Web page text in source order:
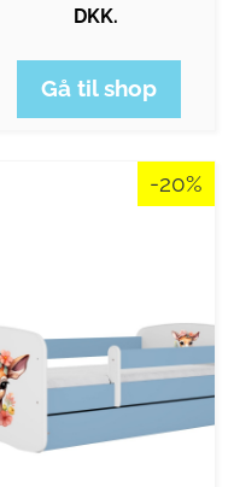
DKK.
Gå til shop
-20%